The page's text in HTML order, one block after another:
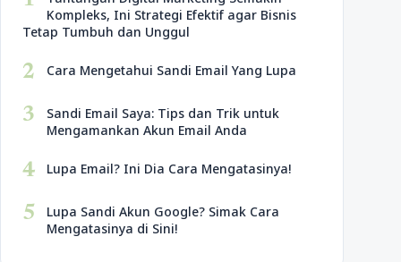
Kompleks, Ini Strategi Efektif agar Bisnis
Tetap Tumbuh dan Unggul
2 Cara Mengetahui Sandi Email Yang Lupa
3
Sandi Email Saya: Tips dan Trik untuk
Mengamankan Akun Email Anda
4 Lupa Email? Ini Dia Cara Mengatasinya!
5
Lupa Sandi Akun Google? Simak Cara
Mengatasinya di Sini!